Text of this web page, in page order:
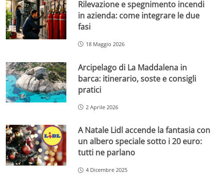
Rilevazione e spegnimento incendi
in azienda: come integrare le due
fasi
18 Maggio 2026
Arcipelago di La Maddalena in
barca: itinerario, soste e consigli
pratici
2 Aprile 2026
A Natale Lidl accende la fantasia con
un albero speciale sotto i 20 euro:
tutti ne parlano
4 Dicembre 2025